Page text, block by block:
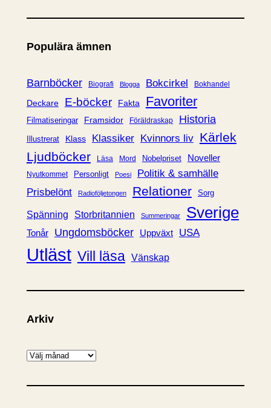
t
g
r
Populära ämnen
Barnböcker Biografi Blogga Bokcirkel Bokhandel
Deckare E-böcker Fakta Favoriter
Filmatiseringar Framsidor Föräldraskap Historia
Illustrerat Klass Klassiker Kvinnors liv Kärlek
Ljudböcker
Läsa Mord Nobelpriset Noveller
Nyutkommet Personligt Poesi
Politik & samhälle
Prisbelönt
Radioföljetongen Relationer Sorg
Spänning Storbritannien Summeringar Sverige
Tonår Ungdomsböcker Uppväxt USA
Utläst Vill läsa Vänskap
Arkiv
A
k